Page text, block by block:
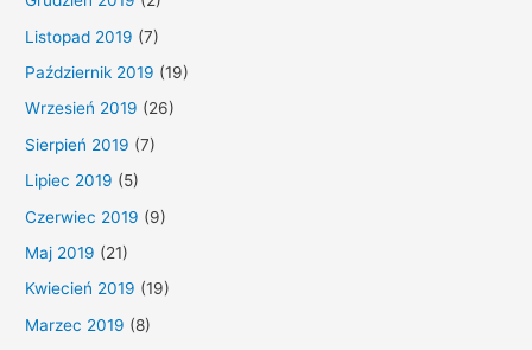
Listopad 2019 (7)
Październik 2019 (19)
Wrzesień 2019 (26)
Sierpień 2019 (7)
Lipiec 2019 (5)
Czerwiec 2019 (9)
Maj 2019 (21)
Kwiecień 2019 (19)
Marzec 2019 (8)